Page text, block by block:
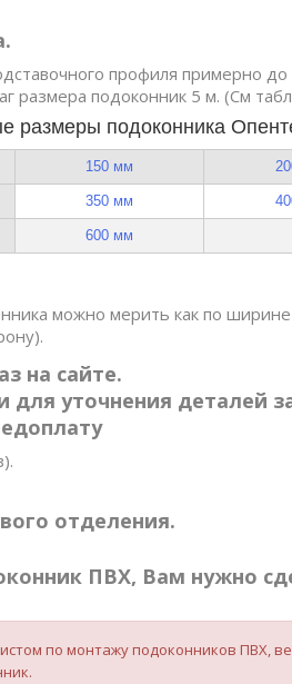
профиля примерно
размера подоконник 5 м. (См
размеры подоконника
150 мм
350 мм
600 мм
можно мерить как по
на сайте.
уточнения деталей
отделения.
ПВХ, Вам нужно
по монтажу подоконников ПВХ,